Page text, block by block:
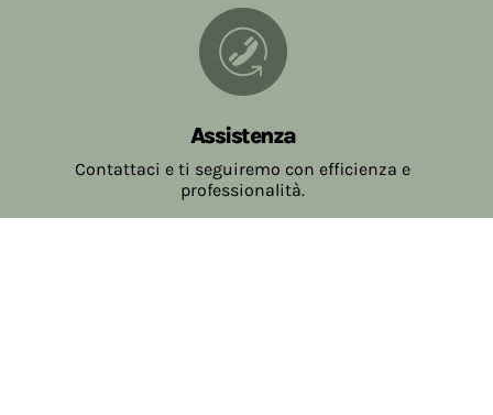
Assistenza
Contattaci e ti seguiremo con efficienza e
professionalità.